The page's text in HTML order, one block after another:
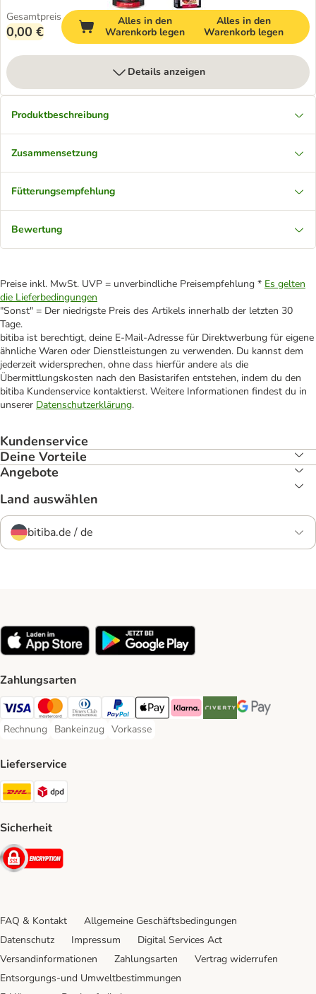
Gesamtpreis
0,00 €
Alles in den
Warenkorb legen
Alles in den
Warenkorb legen
Details anzeigen
Produktbeschreibung
Zusammensetzung
Fütterungsempfehlung
Bewertung
Preise inkl. MwSt. UVP = unverbindliche Preisempfehlung * Es gelten
die Lieferbedingungen
"Sonst" = Der niedrigste Preis des Artikels innerhalb der letzten 30
Tage.
bitiba ist berechtigt, deine E-Mail-Adresse für Direktwerbung für eigene
ähnliche Waren oder Dienstleistungen zu verwenden. Du kannst dem
jederzeit widersprechen, ohne dass hierfür andere als die
Übermittlungskosten nach den Basistarifen entstehen, indem du den
bitiba Kundenservice kontaktierst. Weitere Informationen findest du in
unserer Datenschutzerklärung.
Kundenservice
Deine Vorteile
Angebote
Land auswählen
bitiba.de / de
Zahlungsarten
Visa Payment Method
Mastercard Payment Method
Diners Club Payment Method
PayPal Payment Method
Apple Pay Payment Method
Klarna Payment Method
Riverty Payment Method
Google Pay
Rechnung
Rechnung Payment Method
Bankeinzug
Bankeinzug Payment Method
Vorkasse
Vorkasse Payment Method
Lieferservice
DHL Shipping Method
Sicherheit
Security
FAQ & Kontakt
Allgemeine Geschäftsbedingungen
Datenschutz
Impressum
Digital Services Act
Versandinformationen
Zahlungsarten
Vertrag widerrufen
Entsorgungs-und Umweltbestimmungen